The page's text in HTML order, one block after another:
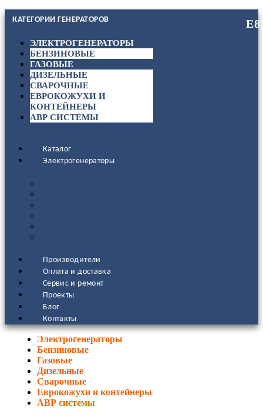
КАТЕГОРИИ ГЕНЕРАТОРОВ
ЭЛЕКТРОГЕНЕРАТОРЫ
БЕНЗИНОВЫЕ
ГАЗОВЫЕ
ДИЗЕЛЬНЫЕ
СВАРОЧНЫЕ
ЕВРОКОЖУХИ И
КОНТЕЙНЕРЫ
АВР СИСТЕМЫ
Каталог
Электрогенераторы
Производители
Оплата и доставка
Сервис и ремонт
Проекты
Блог
Контакты
Электрогенераторы
Бензиновые
Газовые
Дизельные
Сварочные
Еврокожухи и контейнеры
АВР системы